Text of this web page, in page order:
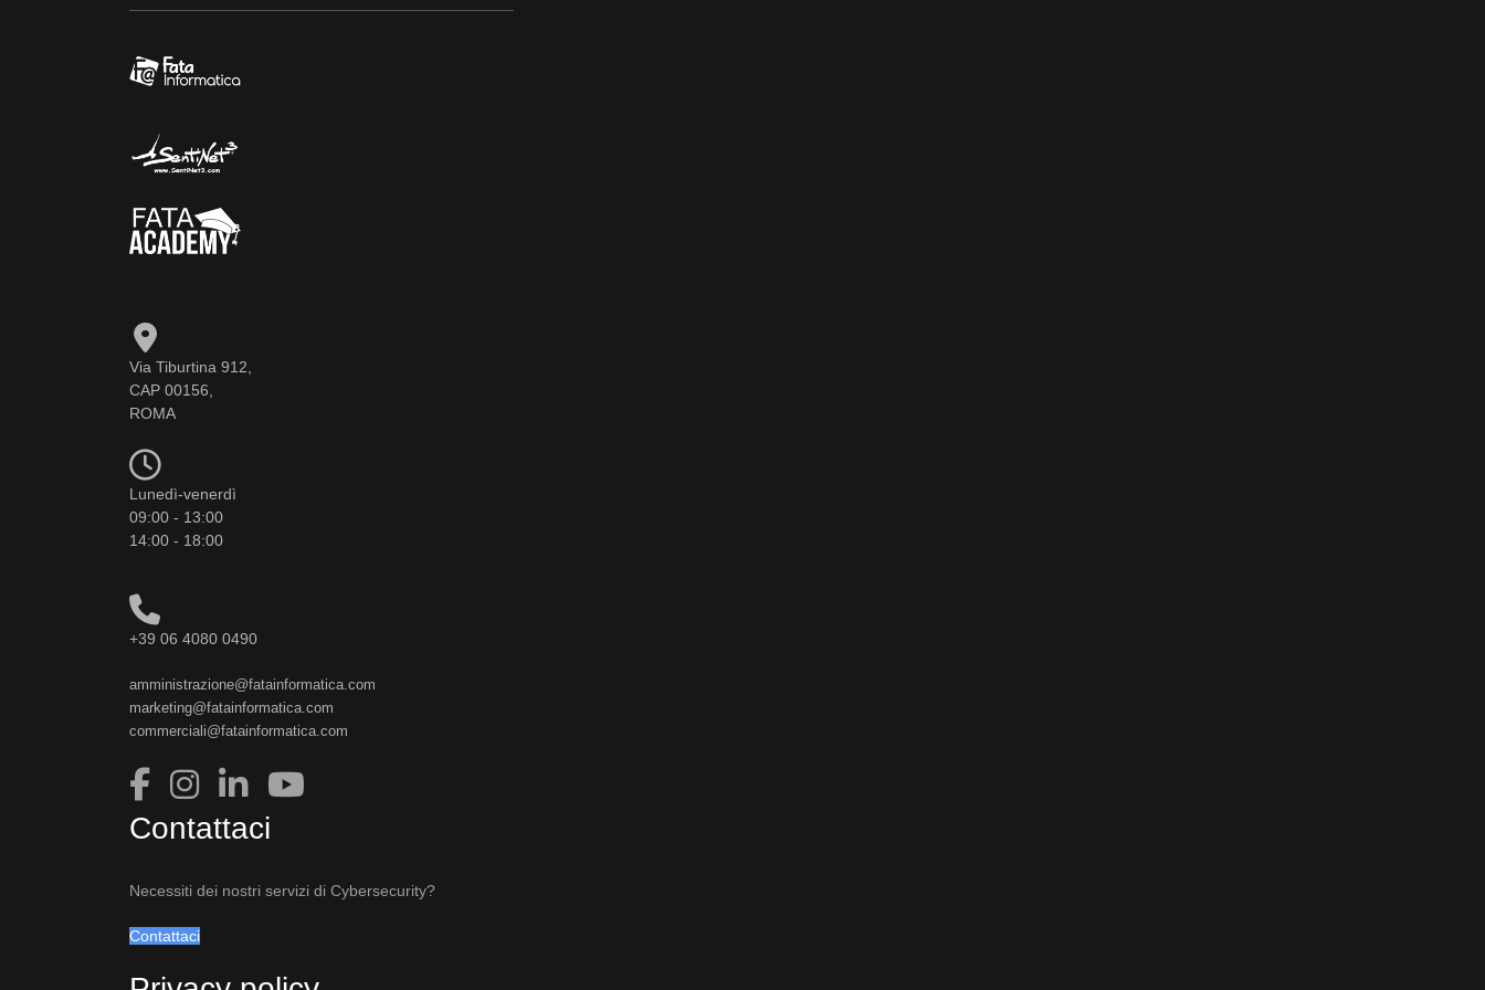
Via Tiburtina 912,
CAP 00156,
ROMA
Lunedì-venerdì
09:00 - 13:00
14:00 - 18:00
+39 06 4080 0490
amministrazione@fatainformatica.com
marketing@fatainformatica.com
commerciali@fatainformatica.com
Contattaci
Necessiti dei nostri servizi di Cybersecurity?
Contattaci